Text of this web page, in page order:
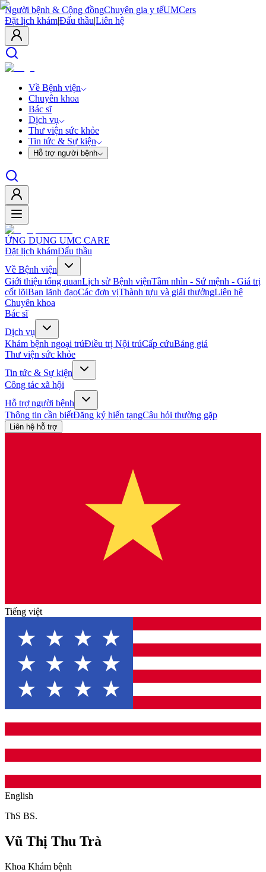
Người bệnh & Cộng đồngChuyên gia y tếUMCers
Đặt lịch khám|Đấu thầu|Liên hệ
Về Bệnh viện
Chuyên khoa
Bác sĩ
Dịch vụ
Thư viện sức khỏe
Tin tức & Sự kiện
Hỗ trợ người bệnh
ỨNG DỤNG UMC CARE
Đặt lịch khámĐấu thầu
Về Bệnh viện
Giới thiệu tổng quanLịch sử Bệnh việnTầm nhìn - Sứ mệnh - Giá trị
cốt lõiBan lãnh đạoCác đơn vịThành tựu và giải thưởngLiên hệ
Chuyên khoa
Bác sĩ
Dịch vụ
Khám bệnh ngoại trúĐiều trị Nội trúCấp cứuBảng giá
Thư viện sức khỏe
Tin tức & Sự kiện
Công tác xã hội
Hỗ trợ người bệnh
Thông tin cần biếtĐăng ký hiến tạngCâu hỏi thường gặp
Liên hệ hỗ trợ
Tiếng việt
English
ThS BS.
Vũ Thị Thu Trà
Khoa Khám bệnh